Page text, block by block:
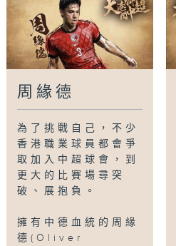
周緣德
為了挑戰自己，不少
香港職業球員都會爭
取加入中超球會，到
更大的比賽場尋突
破、展抱負。
擁有中德血統的周緣
德(Oliver